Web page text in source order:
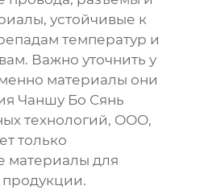
устойчивые к
температур и
Важно уточнить у
материалы они
Чаншу Бо Сянь
технологий, ООО,
только
материалы для
продукции.